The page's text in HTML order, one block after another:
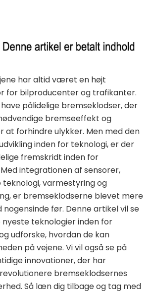
har altid været en højt
for bilproducenter og trafikanter.
pålidelige bremseklodser, der
bremseeffekt og
at forhindre ulykker. Men med den
inden for teknologi, er der
fremskridt inden for
integrationen af sensorer,
varmestyring og
er bremseklodserne blevet mere
før. Denne artikel vil se
teknologier inden for
udforske, hvordan de kan
på vejene. Vi vil også se på
innovationer, der har
bremseklodsernes
Så læn dig tilbage og tag med